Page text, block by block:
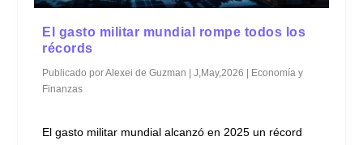
El gasto militar mundial rompe todos los
récords
Publicado porAlexei de Guzman |J,May,2026
Economía y
Finanzas
El gasto militar mundial alcanzó en 2025 un récord